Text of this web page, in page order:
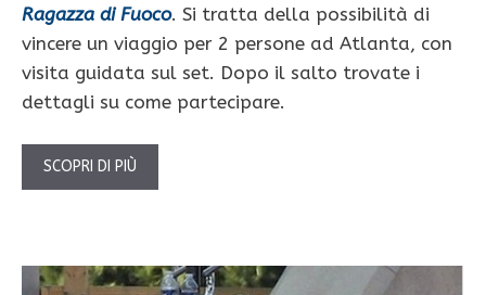
Ragazza di Fuoco. Si tratta della possibilità di
vincere un viaggio per 2 persone ad Atlanta, con
visita guidata sul set. Dopo il salto trovate i
dettagli su come partecipare.
SCOPRI DI PIÙ